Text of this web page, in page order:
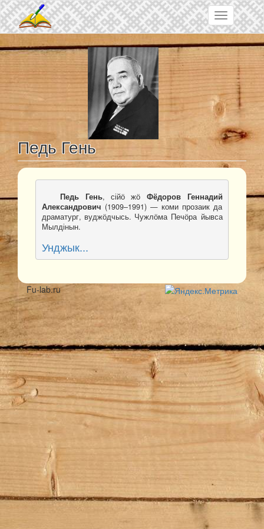
Skip to main content
Toggle
navigation
Педь Гень
Педь Гень, сійӧ жӧ Фёдоров Геннадий
Александрович (1909–1991) — коми прозаик да
драматург, вуджӧдчысь. Чужлӧма Печӧра йывса
Мылдінын.
Унджык...
Fu-lab.ru